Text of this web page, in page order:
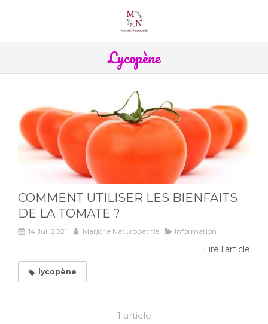
Lycopène
COMMENT UTILISER LES BIENFAITS
DE LA TOMATE ?
14 Juil 2021 Marjorie Naturopathie Information
Lire l'article
lycopène
1 article